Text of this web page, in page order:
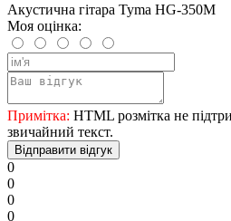
Акустична гітара Tyma HG-350M
Моя оцінка:
Примітка: HTML розмітка не
звичайний текст.
Відправити відгук
0
0
0
0